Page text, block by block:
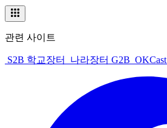
관련 사이트
S2B 학교장터 나라장터 G2B OKCast